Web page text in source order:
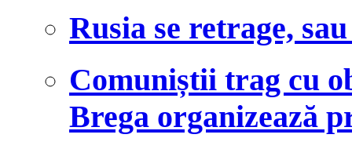
Rusia se retrage,
Comuniștii trag cu
Brega organizează